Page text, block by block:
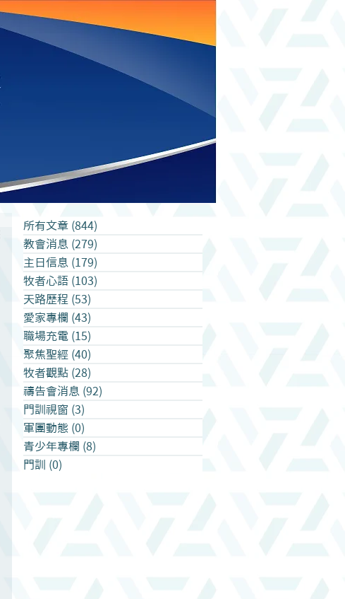
所有文章 (844)
教會消息 (279)
主日信息 (179)
牧者心語 (103)
天路歷程 (53)
愛家專欄 (43)
職場充電 (15)
聚焦聖經 (40)
牧者觀點 (28)
禱告會消息 (92)
門訓視窗 (3)
軍團動態 (0)
青少年專欄 (8)
門訓
(0)